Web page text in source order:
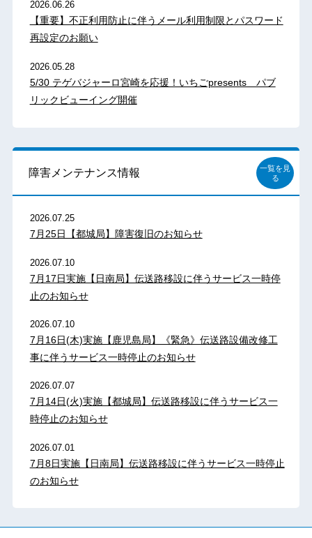
2026.06.26
【重要】不正利用防止に伴うメール利用制限とパスワード
再設定のお願い
2026.05.28
5/30 テゲバジャーロ宮崎を応援！いちごpresents パブ
リックビューイング開催
障害メンテナンス情報
一覧を見
る
2026.07.25
7月25日【都城局】障害復旧のお知らせ
2026.07.10
7月17日実施【日南局】伝送路移設に伴うサービス一時停
止のお知らせ
2026.07.10
7月16日(木)実施【鹿児島局】《緊急》伝送路設備改修工
事に伴うサービス一時停止のお知らせ
2026.07.07
7月14日(火)実施【都城局】伝送路移設に伴うサービス一
時停止のお知らせ
2026.07.01
7月8日実施【日南局】伝送路移設に伴うサービス一時停止
のお知らせ